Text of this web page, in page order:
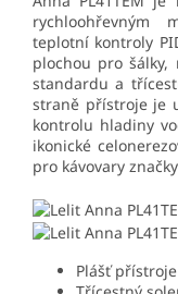
rychloohřevným
teplotní kontroly
plochou pro
standardu a
straně přístroje je
kontrolu hladiny
ikonické
pro kávovary
Plášť